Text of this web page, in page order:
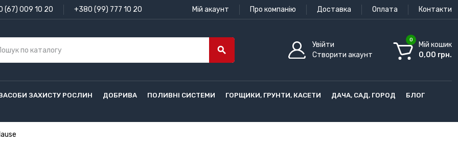
(67) 009 10 20 +380 (99) 777 10 20 Мій акаунт Про компанію Доставка Оплата Контакти
search
Увійти
Створити акаунт
0
Мій кошик
0,00 грн.
ЗАХИСТУ РОСЛИН ДОБРИВА ПОЛИВНІ СИСТЕМИ ГОРЩИКИ, ГРУНТИ, КАСЕТИ ДАЧА, САД, ГОРОД БЛОГ